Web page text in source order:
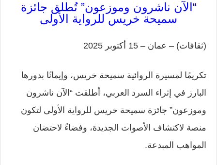
“الآن ناشرون وموزعون” تُطلق جائزة
سميحة خريس للرواية الأولى
(ثقافات) – عمان – 15 أكتوبر 2025
تكريمًا لمسيرة الروائية سميحة خريس، وإيمانًا بدورها
البارز في إثراء السرد العربي، أطلقت “الآن ناشرون
وموزعون” جائزة سميحة خريس للرواية الأولى لتكون
منصة لاكتشاف الأصوات الجديدة، وفضاءً لاحتضان
المواهب المبدعة.